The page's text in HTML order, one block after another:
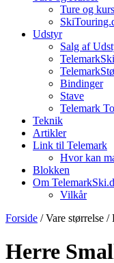
Ture og
Udstyr
Salg af
TelemarkSki
Bindinger
Stave
Telemark
Teknik
Artikler
Link til Telemark
Hvor kan
Blokken
Om
Vilkår
Forside / Vare størrelse /
Herre